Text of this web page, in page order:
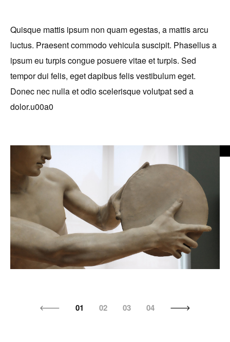
Quisque mattis ipsum non quam egestas, a mattis arcu
luctus. Praesent commodo vehicula suscipit. Phasellus a
ipsum eu turpis congue posuere vitae et turpis. Sed
tempor dui felis, eget dapibus felis vestibulum eget.
Donec nec nulla et odio scelerisque volutpat sed a
dolor.u00a0
01 02 03 04